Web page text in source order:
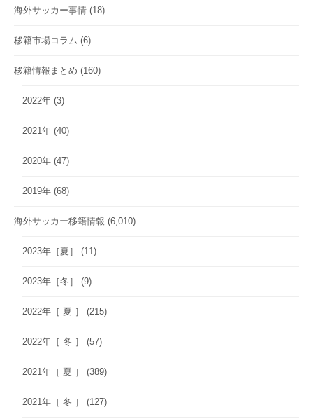
海外サッカー事情 (18)
移籍市場コラム (6)
移籍情報まとめ (160)
2022年 (3)
2021年 (40)
2020年 (47)
2019年 (68)
海外サッカー移籍情報 (6,010)
2023年［夏］ (11)
2023年［冬］ (9)
2022年［ 夏 ］ (215)
2022年［ 冬 ］ (57)
2021年［ 夏 ］ (389)
2021年［ 冬 ］ (127)